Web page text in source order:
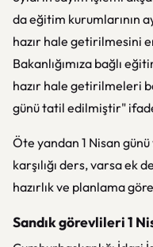
da eğitim kurumlarının
hazır hale getirilmesini
Bakanlığımıza bağlı
hazır hale getirilmeleri
günü tatil edilmiştir"
Öte yandan 1 Nisan
karşılığı ders, varsa ek
hazırlık ve planlama
Sandık görevlileri 1